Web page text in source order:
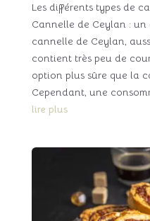
Les différents types de
Cannelle de Ceylan : un
cannelle de Ceylan,
contient très peu de
option plus sûre que la
Cependant, une
lire plus